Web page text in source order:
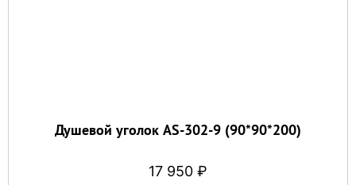
Душевой уголок AS-302-9 (90*90*200)
17 950 ₽